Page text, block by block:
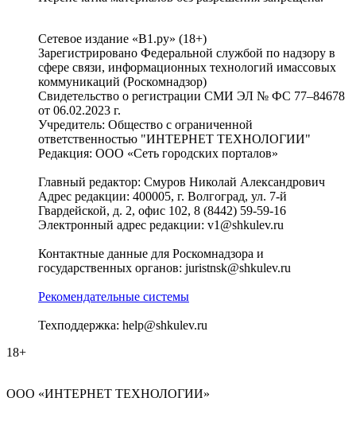
Сетевое издание «В1.ру» (18+)
Зарегистрировано Федеральной службой по надзору в
сфере связи, информационных технологий имассовых
коммуникаций (Роскомнадзор)
Свидетельство о регистрации СМИ ЭЛ № ФС 77–84678
от 06.02.2023 г.
Учредитель: Общество с ограниченной
ответственностью "ИНТЕРНЕТ ТЕХНОЛОГИИ"
Редакция: ООО «Сеть городских порталов»
Главный редактор: Смуров Николай Александрович
Адрес редакции: 400005, г. Волгоград, ул. 7-й
Гвардейской, д. 2, офис 102, 8 (8442) 59-59-16
Электронный адрес редакции: v1@shkulev.ru
Контактные данные для Роскомнадзора и
государственных органов: juristnsk@shkulev.ru
Рекомендательные системы
Техподдержка: help@shkulev.ru
18+
ООО «ИНТЕРНЕТ ТЕХНОЛОГИИ»